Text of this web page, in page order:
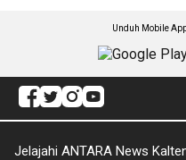
Unduh Mobile
Jelajahi ANTARA News